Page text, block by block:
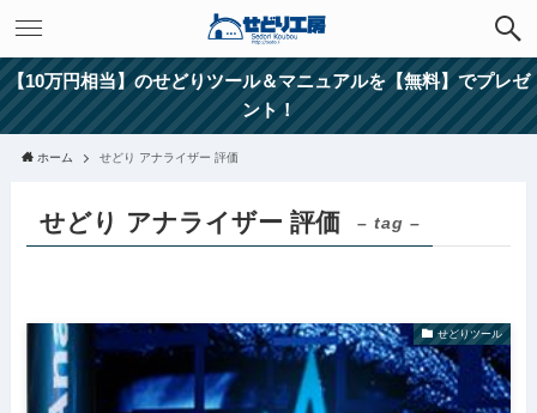
【10万円相当】のせどりツール＆マニュアルを【無料】でプレゼ
ント！
ホーム せどり アナライザー 評価
せどり アナライザー 評価 – tag –
せどりツール